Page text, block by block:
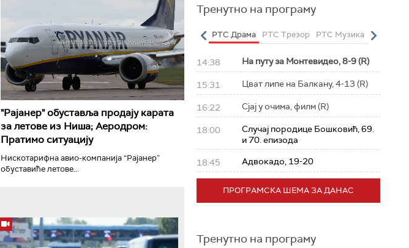
"Рајанер" обуставља продају карата
за летове из Ниша; Аеродром:
Пратимо ситуацију
Нискотарифна авио-компанија “Рајанер”
обуставиће летове...
Тренутно на програму
РТС Класика РТС Коло РТС Полетарац РТС Драма РТС Трезор РТС Музика РТС
14:38 На путу за Монтевидео, 8-9 (R)
15:31 Цват липе на Балкану, 4-13 (R)
16:22 Сјај у очима, филм (R)
18:00
Случај породице Бошковић, 69.
и 70. епизода
18:45 Адвокадо, 19-20
ПРОГРАМСКА ШЕМА ЗА ДАНАС
Тренутно на програму